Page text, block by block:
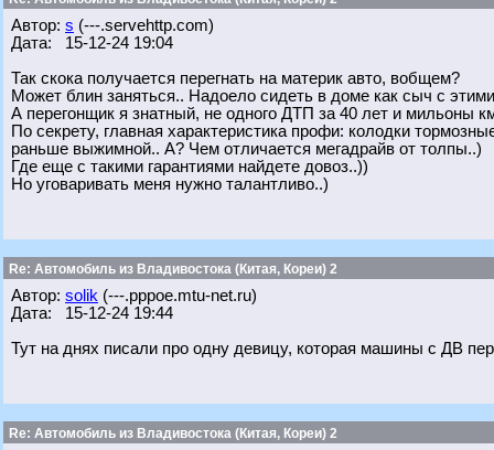
Автор: s (---.servehttp.com)
Дата: 15-12-24 19:04
Так скока получается перегнать на материк авто, вобщем?
Может блин заняться.. Надоело сидеть в доме как сыч с
А перегонщик я знатный, не одного ДТП за 40 лет и мильоны
По секрету, главная характеристика профи: колодки
раньше выжимной.. А? Чем отличается мегадрайв от толпы..)
Где еще с такими гарантиями найдете довоз..))
Но уговаривать меня нужно талантливо..)
Re: Автомобиль из Владивостока (Китая, Кореи) 2
Автор: solik (---.pppoe.mtu-net.ru)
Дата: 15-12-24 19:44
Тут на днях писали про одну девицу, которая машины с ДВ
Re: Автомобиль из Владивостока (Китая, Кореи) 2